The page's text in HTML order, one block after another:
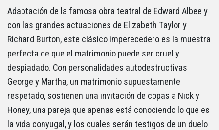
Adaptación de la famosa obra teatral de Edward Albee y
con las grandes actuaciones de Elizabeth Taylor y
Richard Burton, este clásico imperecedero es la muestra
perfecta de que el matrimonio puede ser cruel y
despiadado. Con personalidades autodestructivas
George y Martha, un matrimonio supuestamente
respetado, sostienen una invitación de copas a Nick y
Honey, una pareja que apenas está conociendo lo que es
la vida conyugal, y los cuales serán testigos de un duelo